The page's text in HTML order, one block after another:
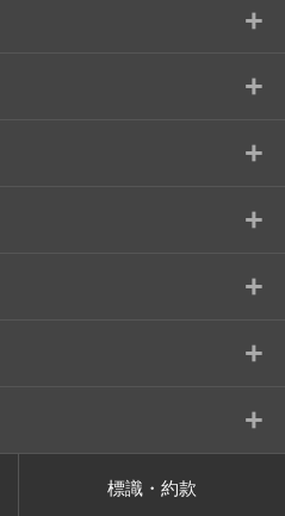
+
+
+
+
+
+
+
標識・約款